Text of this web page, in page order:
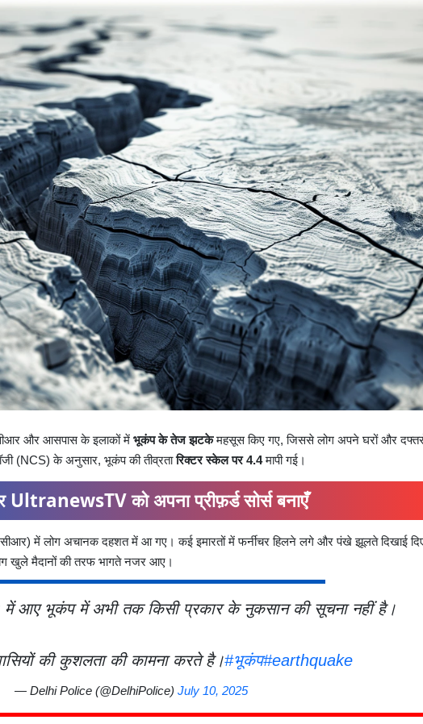
और आसपास के इलाकों में भूकंप के तेज झटकेमहसूस किए गए, जिससे लोग अपने घरों और
(NCS) के अनुसार, भूकंप की तीव्रतारिक्टर स्केल पर 4.4मापी गई।
UltranewsTV को अपना प्रीफ़र्ड सोर्स बनाएँ
में लोग अचानक दहशत में आ गए। कई इमारतों में फर्नीचर हिलने लगे और पंखे झूलते दिखाई
खुले मैदानों की तरफ भागते नजर आए।
आए भूकंप में अभी तक किसी प्रकार के नुकसान की सूचना नहीं है।
की कुशलता की कामना करते है।#भूकंप#earthquake
— Delhi Police (@DelhiPolice) July 10, 2025